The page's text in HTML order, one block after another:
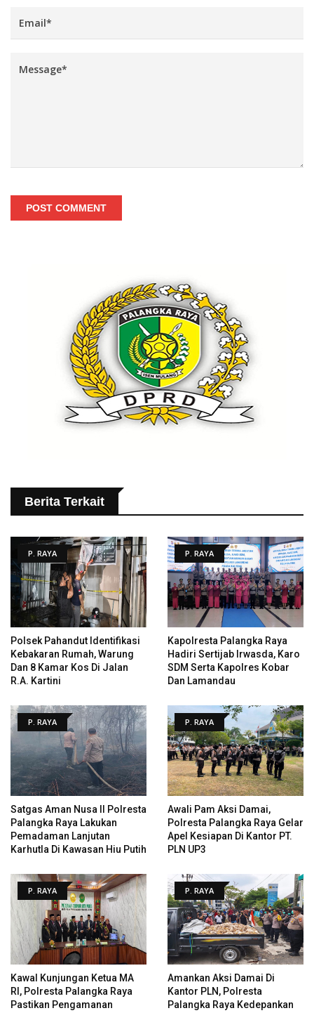
POST COMMENT
Berita Terkait
P. RAYA
Polsek Pahandut Identifikasi
Kebakaran Rumah, Warung
Dan 8 Kamar Kos Di Jalan
R.A. Kartini
P. RAYA
Kapolresta Palangka Raya
Hadiri Sertijab Irwasda, Karo
SDM Serta Kapolres Kobar
Dan Lamandau
P. RAYA
Satgas Aman Nusa II Polresta
Palangka Raya Lakukan
Pemadaman Lanjutan
Karhutla Di Kawasan Hiu Putih
P. RAYA
Awali Pam Aksi Damai,
Polresta Palangka Raya Gelar
Apel Kesiapan Di Kantor PT.
PLN UP3
P. RAYA
Kawal Kunjungan Ketua MA
RI, Polresta Palangka Raya
Pastikan Pengamanan
P. RAYA
Amankan Aksi Damai Di
Kantor PLN, Polresta
Palangka Raya Kedepankan